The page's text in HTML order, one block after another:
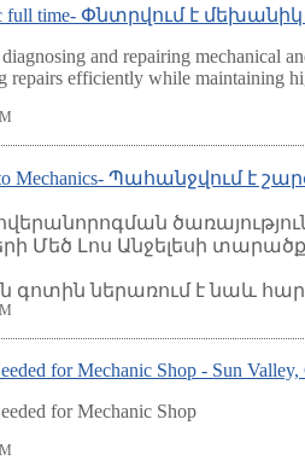
full time- Փնտրվում է մեխանիկ
and repairing mechanical
repairs efficiently while maintaining
Mechanics- Պահանջվում
Մեծ Լոս Անջելեսի
ներառում է նաև
for Mechanic Shop - Sun Valley,
for Mechanic Shop